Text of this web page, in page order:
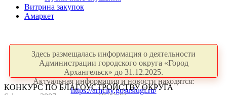
Витрина закупок
Амаркет
Здесь размещалась информация о деятельности
Администрации городского округа «Город
Архангельск» до 31.12.2025.
Актуальная информация и новости находятся:
https://arhcity.gosuslugi.ru/
КОНКУРС ПО БЛАГОУСТРОЙСТВУ ОКРУГА